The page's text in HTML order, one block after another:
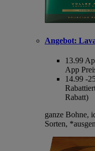
Angebot:
13.99
App
14.99 -
Rabatt)
ganze Bohne,
Sorten,